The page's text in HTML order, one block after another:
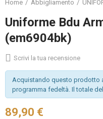
Home Abbigliamento
Uniforme Bdu
(em6904bk)
Scrivi la tua recensione
Acquistando questo prodotto
programma fedeltà. Il totale
89,90 €